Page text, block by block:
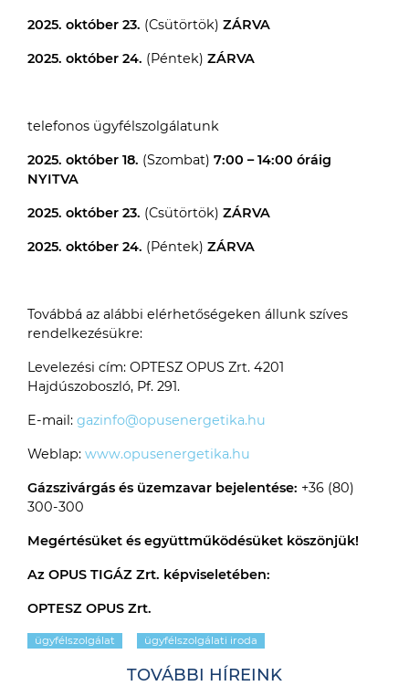
2025. október 23. (Csütörtök) ZÁRVA
2025. október 24. (Péntek) ZÁRVA
telefonos ügyfélszolgálatunk
2025. október 18. (Szombat) 7:00 – 14:00 óráig
NYITVA
2025. október 23. (Csütörtök) ZÁRVA
2025. október 24. (Péntek) ZÁRVA
Továbbá az alábbi elérhetőségeken állunk szíves
rendelkezésükre:
Levelezési cím: OPTESZ OPUS Zrt. 4201
Hajdúszoboszló, Pf. 291.
E-mail: gazinfo@opusenergetika.hu
Weblap: www.opusenergetika.hu
Gázszivárgás és üzemzavar bejelentése: +36 (80)
300-300
Megértésüket és együttműködésüket köszönjük!
Az OPUS TIGÁZ Zrt. képviseletében:
OPTESZ OPUS Zrt.
ügyfélszolgálat ügyfélszolgálati iroda
TOVÁBBI HÍREINK